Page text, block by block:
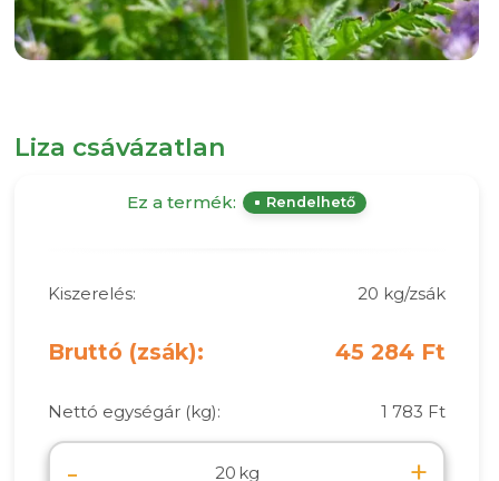
Liza csávázatlan
Ez a termék: Rendelhető
Kiszerelés: 20 kg/zsák
Bruttó (zsák): 45 284 Ft
Nettó egységár (kg): 1 783 Ft
- kg +